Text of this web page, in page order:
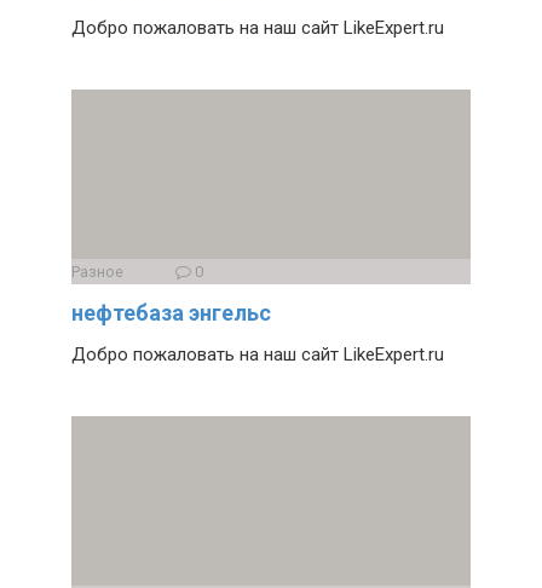
Добро пожаловать на наш сайт LikeExpert.ru
Разное 0
нефтебаза энгельс
Добро пожаловать на наш сайт LikeExpert.ru